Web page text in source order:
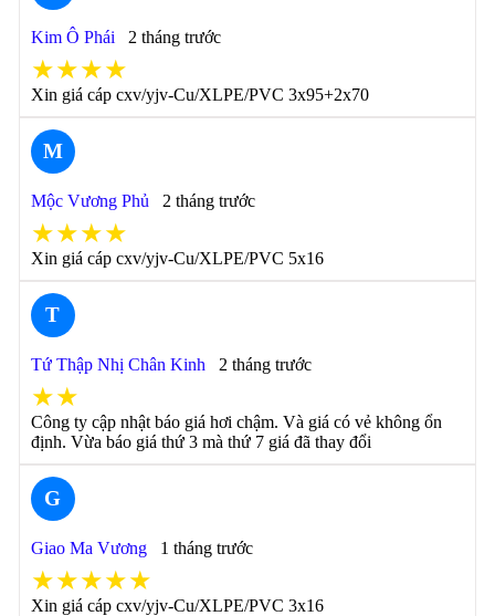
Kim Ô Phái 2 tháng trước
★★★★
Xin giá cáp cxv/yjv-Cu/XLPE/PVC 3x95+2x70
M
Mộc Vương Phủ 2 tháng trước
★★★★
Xin giá cáp cxv/yjv-Cu/XLPE/PVC 5x16
T
Tứ Thập Nhị Chân Kinh 2 tháng trước
★★
Công ty cập nhật báo giá hơi chậm. Và giá có vẻ không ổn
định. Vừa báo giá thứ 3 mà thứ 7 giá đã thay đổi
G
Giao Ma Vương 1 tháng trước
★★★★★
Xin giá cáp cxv/yjv-Cu/XLPE/PVC 3x16